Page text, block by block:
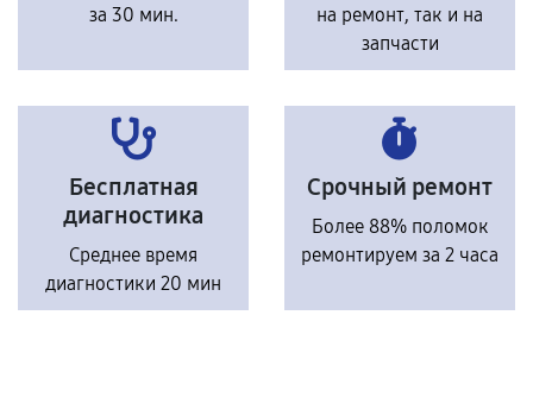
за 30 мин.
на ремонт, так и на
запчасти
Бесплатная
диагностика
Среднее время
диагностики 20 мин
Срочный ремонт
Более 88% поломок
ремонтируем за 2 часа